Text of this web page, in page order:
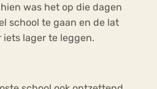
was het op die dagen
school te gaan en de lat
iets lager te leggen.